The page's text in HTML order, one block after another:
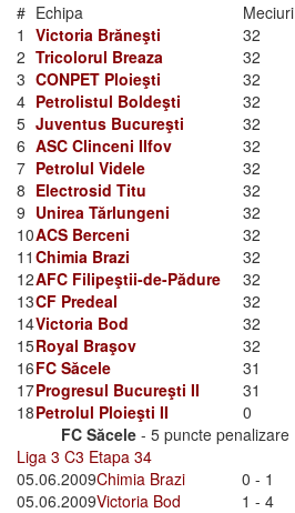
# Echipa Meciuri
1 Victoria Brăneşti 32
2 Tricolorul Breaza 32
3 CONPET Ploieşti 32
4 Petrolistul Boldeşti 32
5 Juventus Bucureşti 32
6 ASC Clinceni Ilfov 32
7 Petrolul Videle 32
8 Electrosid Titu 32
9 Unirea Tărlungeni 32
10ACS Berceni 32
11 Chimia Brazi 32
12AFC Filipeştii-de-Pădure 32
13CF Predeal 32
14Victoria Bod 32
15Royal Braşov 32
16FC Săcele 31
17Progresul Bucureşti II 31
18Petrolul Ploieşti II 0
FC Săcele - 5 puncte penalizare
Liga 3 C3 Etapa 34
05.06.2009Chimia Brazi 0 - 1
05.06.2009Victoria Bod 1 - 4